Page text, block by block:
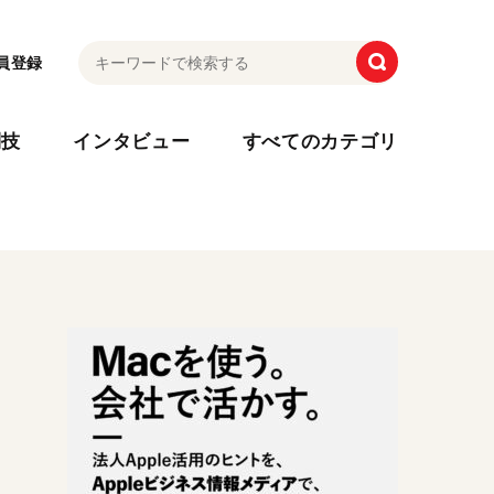
登録
インタビュー すべてのカテゴリ